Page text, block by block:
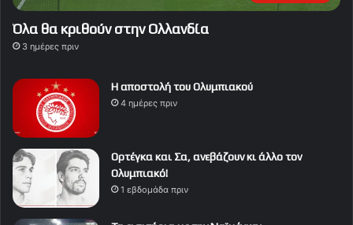
Όλα θα κριθούν στην Ολλανδία
3 ημέρες πριν
Η αποστολή του Ολυμπιακού
4 ημέρες πριν
Ορτέγκα και Σα, ανεβάζουν κι άλλο τον
Ολυμπιακό!
1 εβδομάδα πριν